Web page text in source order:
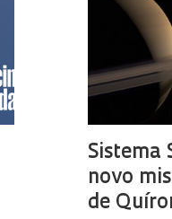
Sistema
novo
de